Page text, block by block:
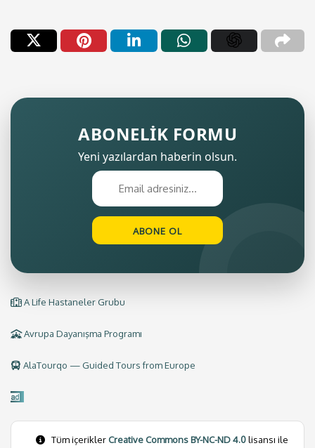
ABONELİK FORMU
Yeni yazılardan haberin olsun.
A Life Hastaneler Grubu
Avrupa Dayanışma Programı
AlaTourqo — Guided Tours from Europe
Tüm içeriklerCreative Commons BY-NC-ND 4.0lisansı ile